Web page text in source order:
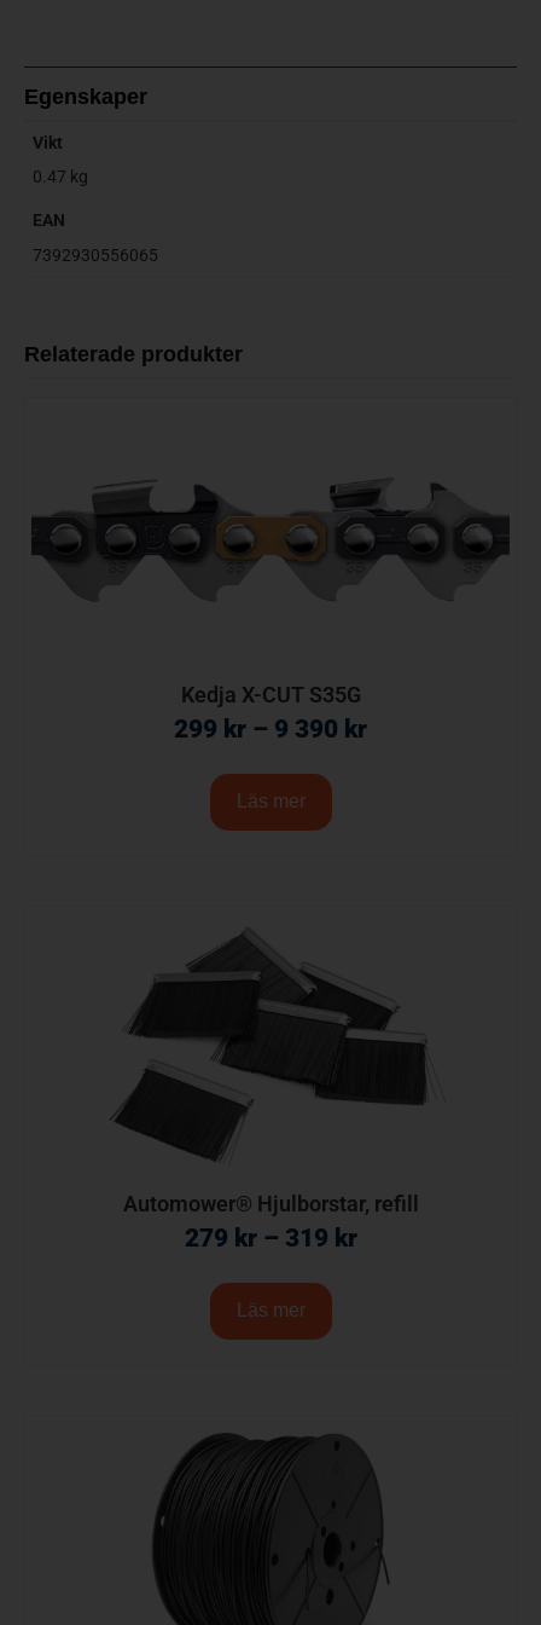
Egenskaper
Vikt
0.47 kg
EAN
7392930556065
Relaterade produkter
Kedja X-CUT S35G
299 kr – 9 390 kr
Läs mer
Automower® Hjulborstar, refill
279 kr – 319 kr
Läs mer